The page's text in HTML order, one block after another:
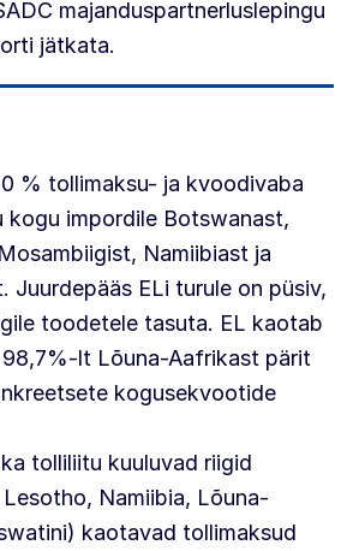
majanduspartnerluslepingu
jätkata.
% tollimaksu- ja kvoodivaba
kogu impordile Botswanast,
Namiibiast ja
Juurdepääs ELi turule on püsiv,
toodetele tasuta. EL kaotab
lt Lõuna-Aafrikast pärit
kogusekvootide
tolliliitu kuuluvad riigid
Namiibia, Lõuna-
kaotavad tollimaksud